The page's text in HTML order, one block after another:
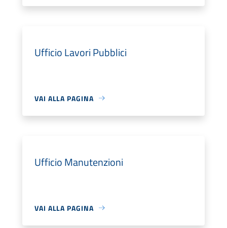
Ufficio Lavori Pubblici
VAI ALLA PAGINA
Ufficio Manutenzioni
VAI ALLA PAGINA